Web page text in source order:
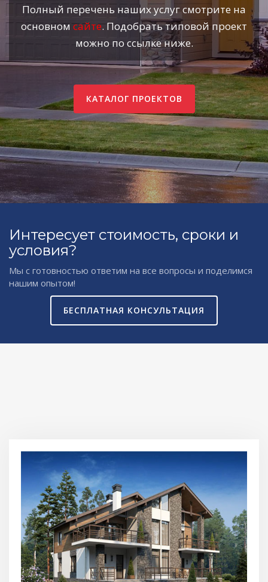
Полный перечень наших услуг смотрите на
основном сайте. Подобрать типовой проект
можно по ссылке ниже.
КАТАЛОГ ПРОЕКТОВ
Интересует стоимость, сроки и
условия?
Мы с готовностью ответим на все вопросы и поделимся
нашим опытом!
БЕСПЛАТНАЯ КОНСУЛЬТАЦИЯ